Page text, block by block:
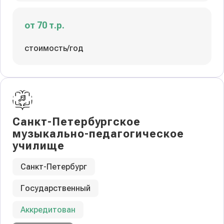
от 70 т.р.
стоимость/год
Санкт-Петербургское
музыкально-педагогическое
училище
Санкт-Петербург
Государственный
Аккредитован